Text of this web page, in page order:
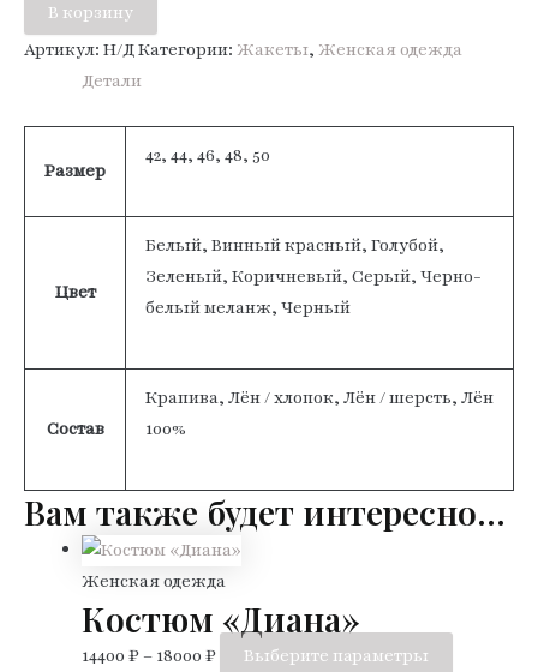
«Диана»
В корзину
Артикул: Н/ДКатегории: Жакеты, Женская одежда
Детали
Размер
42, 44, 46, 48, 50
Цвет
Белый, Винный красный, Голубой,
Зеленый, Коричневый, Серый, Черно-
белый меланж, Черный
Состав
Крапива, Лён / хлопок, Лён / шерсть, Лён
100%
Вам также будет интересно…
Женская одежда
Костюм «Диана»
14400 ₽ – 18000 ₽ Выберите параметры